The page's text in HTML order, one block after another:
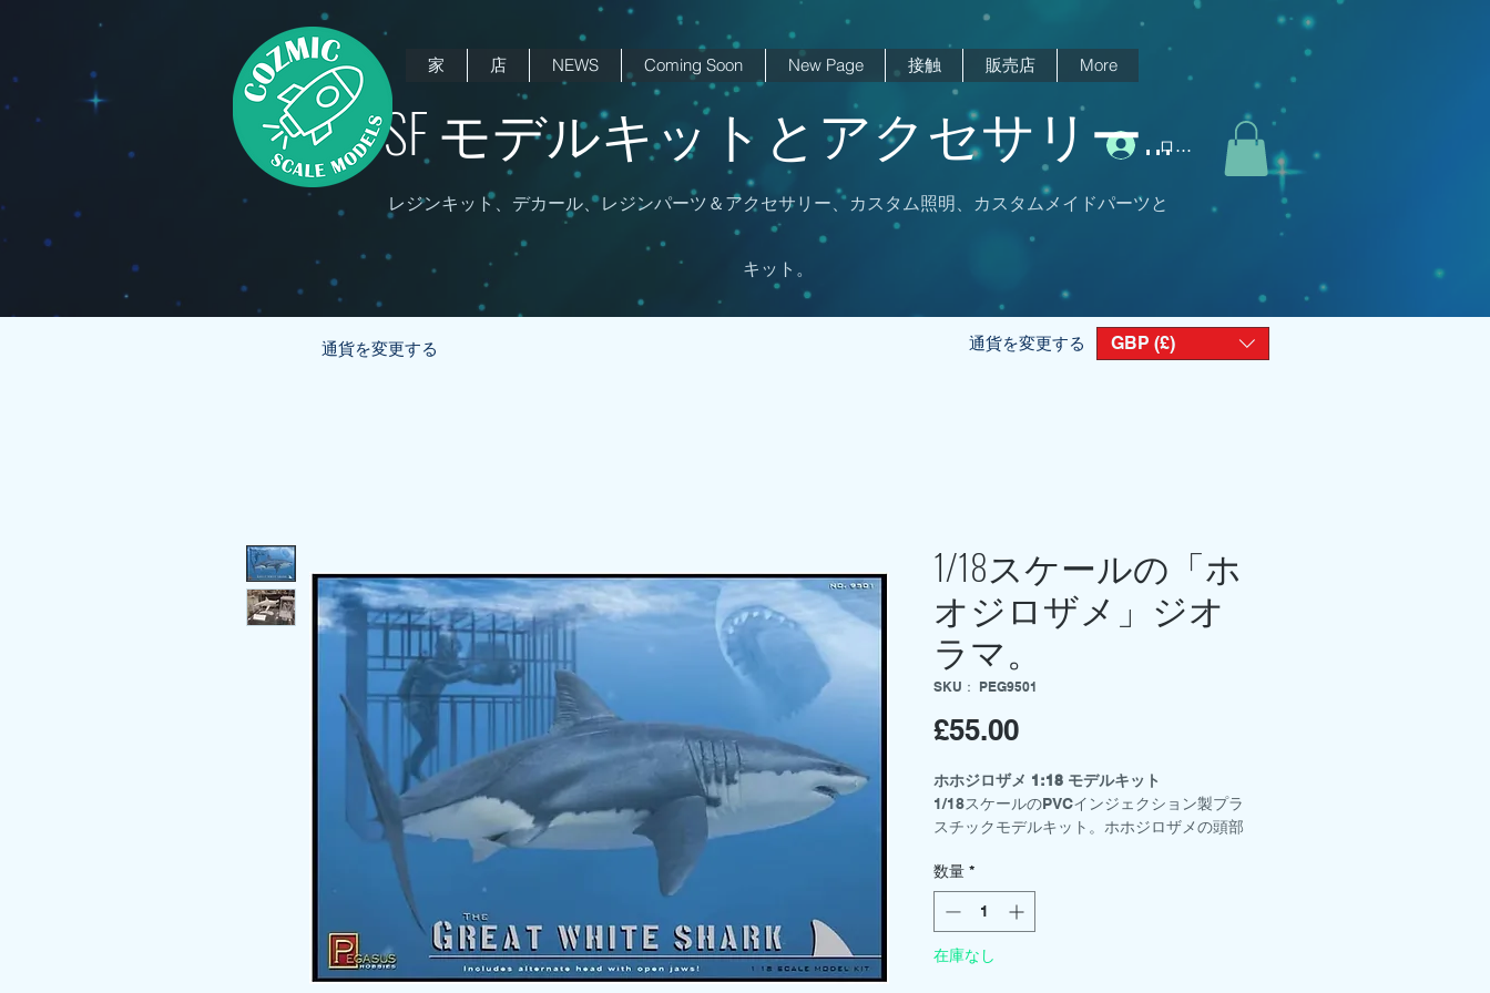
家 店 NEWS Coming Soon New Page 接触 販売店 More
ログイン
SF モデルキットとアクセサリー...
レジンキット、デカール、レジンパーツ＆アクセサリー、カスタム照明、カスタムメイドパーツと
キット。
通貨を変更する 通貨を変更する GBP (£)
1/18スケールの「ホ
オジロザメ」ジオ
ラマ。
SKU： PEG9501
£55.00価
格
ホホジロザメ 1:18 モデルキット
1/18スケールのPVCインジェクション製プラ
スチックモデルキット。ホホジロザメの頭部
バーケージとダイバーも付属。組み立てと塗
装が必要です。
数量 *
在庫なし